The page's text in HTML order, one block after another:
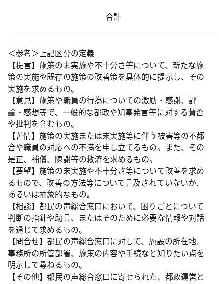
合計
＜参考＞上記区分の定義
【提言】施策の未実施や不十分さ等について、新たな施
策の実施や既存の施策の改善策を具体的に提示し、その
実施を求めるもの。
【意見】施策や職員の行為についての激励・感謝、評
論・感想等で、一般的な都政や知事発言等に対する賛否
や批判を含むもの。
【苦情】施策の実施または未実施等に伴う被害等の不都
合や職員の対応への不満を申し立てるもの。また、その
是正、補償、陳謝等の救済を求めるもの。
【要望】施策の未実施や不十分さ等について改善を求め
るもので、改善の方法等について言及されていないか、
あるいは抽象的なもの。
【相談】都民の声総合窓口において、困りごとについて
判断の指針や助言、またはそのために必要な情報や対話
を通じて求めるもの。
【問合せ】都民の声総合窓口に対して、施設の所在地、
事務所の所管部署、施策の内容や手続など知りたい点を
明示して尋ねるもの。
【その他】都民の声総合窓口に寄せられた、都政運営と